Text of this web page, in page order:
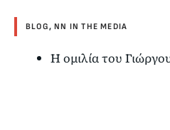
BLOG,NN IN THE MEDIA
Η ομιλία του